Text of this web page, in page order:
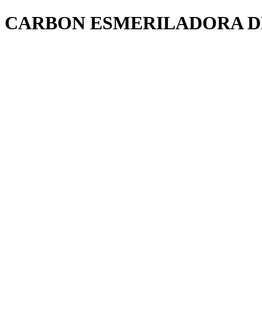
CARBON ESMERILADORA